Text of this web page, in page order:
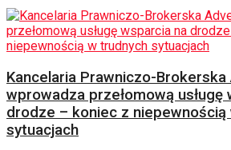
Kancelaria Prawniczo-Brokerska
wprowadza przełomową usługę
drodze – koniec z niepewnością
sytuacjach